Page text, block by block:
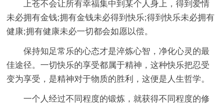
上苍不会让所有幸福集中到某个人身上，得到爱情
未必拥有金钱;拥有金钱未必得到快乐;得到快乐未必拥有
健康;拥有健康未必一切都会如愿以偿。
保持知足常乐的心态才是淬炼心智，净化心灵的最
佳途径。一切快乐的享受都属于精神，这种快乐把忍受
变为享受，是精神对于物质的胜利，这便是人生哲学。
一个人经过不同程度的锻炼，就获得不同程度的修